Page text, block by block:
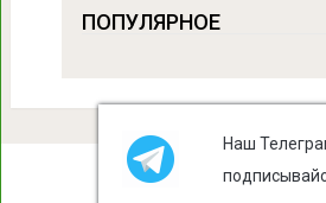
ПОПУЛЯРНОЕ
Наш